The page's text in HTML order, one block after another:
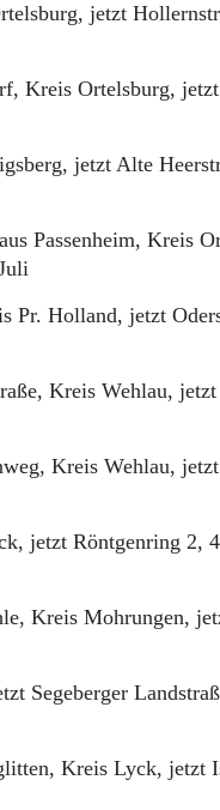
jetzt
Kreis Ortelsburg,
jetzt Alte
Passenheim, Kreis
Pr. Holland, jetzt
Kreis Wehlau, jetzt
Kreis Wehlau,
jetzt Röntgenring 2,
Kreis Mohrungen,
Segeberger
Kreis Lyck, jetzt